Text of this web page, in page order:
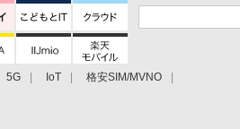
5G IoT
格安SIM/MVNO